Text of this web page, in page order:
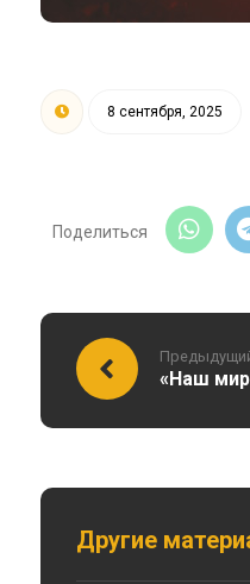
8 сентября, 2025
«Наш мир
Другие